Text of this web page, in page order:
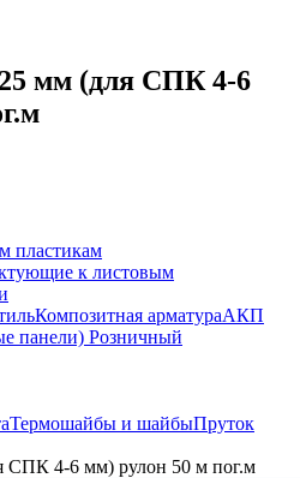
мм (для СПК 4-6
пластикам
к листовым
Композитная арматураАКП
панели) Розничный
Термошайбы и шайбыПруток
СПК 4-6 мм) рулон 50 м пог.м